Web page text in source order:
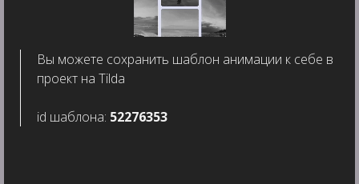
Вы можете сохранить шаблон анимации к себе в
проект на Tilda
id шаблона: 52276353
Есть вопросы
по анимации?